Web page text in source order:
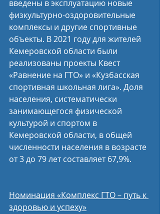
введены в эксплуатацию новые
физкультурно-оздоровительные
комплексы и другие спортивные
объекты. В 2021 году для жителей
Кемеровской области были
реализованы проекты Квест
«Равнение на ГТО» и «Кузбасская
спортивная школьная лига». Доля
населения, систематически
занимающегося физической
культурой и спортом в
Кемеровской области, в общей
численности населения в возрасте
от 3 до 79 лет составляет 67,9%.
Номинация «Комплекс ГТО – путь к
здоровью и успеху»